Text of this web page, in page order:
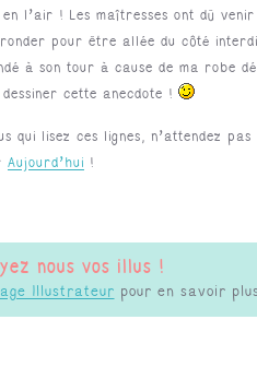
l’air ! Les maîtresses ont dû venir
pour être allée du côté
à son tour à cause de ma robe
cette anecdote !
qui lisez ces lignes, n’attendez pas
Aujourd’hui !
nous vos illus !
Illustrateur pour en savoir